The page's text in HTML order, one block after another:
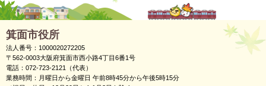
箕面市役所
法人番号：1000020272205
〒562-0003大阪府箕面市西小路4丁目6番1号
電話：072-723-2121（代表）
業務時間：月曜日から金曜日 午前8時45分から午後5時15分